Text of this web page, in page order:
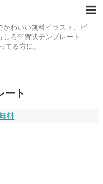
かわいい無料イラスト、ビ
ろ年賀状テンプレート
てる方に。
ート
料